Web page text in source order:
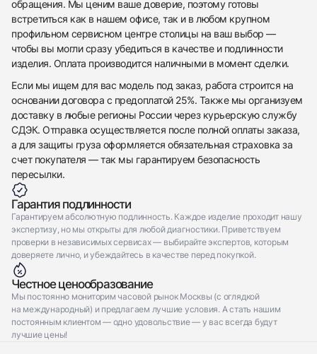
обращения. Мы ценим ваше доверие, поэтому готовы
встретиться как в нашем офисе, так и в любом крупном
профильном сервисном центре столицы на ваш выбор —
чтобы вы могли сразу убедиться в качестве и подлинности
изделия. Оплата производится наличными в момент сделки.
Если мы ищем для вас модель под заказ, работа строится на
основании договора с предоплатой 25%. Также мы организуем
доставку в любые регионы России через курьерскую службу
СДЭК. Отправка осуществляется после полной оплаты заказа,
а для защиты груза оформляется обязательная страховка за
счет покупателя — так мы гарантируем безопасность
пересылки.
Гарантия подлинности
Гарантируем абсолютную подлинность. Каждое изделие проходит нашу
экспертизу, но мы открыты для любой диагностики. Приветствуем
проверки в независимых сервисах — выбирайте экспертов, которым
доверяете лично, и убеждайтесь в качестве перед покупкой.
Честное ценообразование
Мы постоянно мониторим часовой рынок Москвы (с оглядкой
на международный) и предлагаем лучшие условия. А стать нашим
постоянным клиентом — одно удовольствие — у вас всегда будут
лучшие цены!